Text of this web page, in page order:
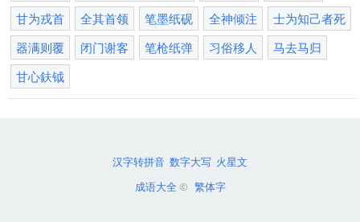
甘为戎首
全其首领 笔墨纸砚 全神倾注
士为知己者死
器满则覆
闭门谢客 笔枪纸弹 习俗移人
马去马归
甘心鈇钺
汉字转拼音 数字大写 火星文
成语大全© 繁体字